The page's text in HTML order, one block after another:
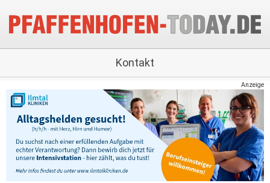
Kontakt
Anzeige